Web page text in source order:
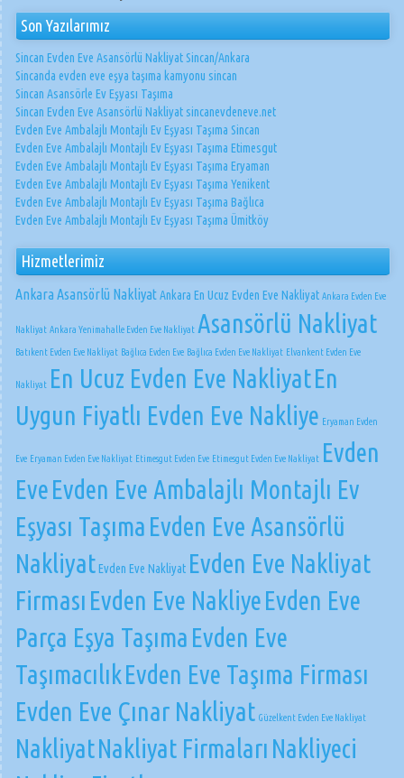
Son Yazılarımız
Sincan Evden Eve Asansörlü Nakliyat Sincan/Ankara
Sincanda evden eve eşya taşıma kamyonu sincan
Sincan Asansörle Ev Eşyası Taşıma
Sincan Evden Eve Asansörlü Nakliyat sincanevdeneve.net
Evden Eve Ambalajlı Montajlı Ev Eşyası Taşıma Sincan
Evden Eve Ambalajlı Montajlı Ev Eşyası Taşıma Etimesgut
Evden Eve Ambalajlı Montajlı Ev Eşyası Taşıma Eryaman
Evden Eve Ambalajlı Montajlı Ev Eşyası Taşıma Yenikent
Evden Eve Ambalajlı Montajlı Ev Eşyası Taşıma Bağlıca
Evden Eve Ambalajlı Montajlı Ev Eşyası Taşıma Ümitköy
Hizmetlerimiz
Ankara Asansörlü NakliyatAnkara En Ucuz Evden Eve Nakliyat Ankara Evden Eve
Nakliyat Ankara Yenimahalle Evden Eve Nakliyat Asansörlü Nakliyat
Batıkent Evden Eve Nakliyat Bağlıca Evden Eve Bağlıca Evden Eve Nakliyat Elvankent Evden Eve
Nakliyat En Ucuz Evden Eve NakliyatEn
Uygun Fiyatlı Evden Eve Nakliye Eryaman Evden
Eve Eryaman Evden Eve Nakliyat Etimesgut Evden Eve Etimesgut Evden Eve Nakliyat Evden
EveEvden Eve Ambalajlı Montajlı Ev
Eşyası Taşıma Evden Eve Asansörlü
NakliyatEvden Eve Nakliyat Evden Eve Nakliyat
Firması Evden Eve NakliyeEvden Eve
Parça Eşya Taşıma Evden Eve
TaşımacılıkEvden Eve Taşıma Firması
Evden Eve Çınar Nakliyat Güzelkent Evden Eve Nakliyat
NakliyatNakliyat Firmaları Nakliyeci